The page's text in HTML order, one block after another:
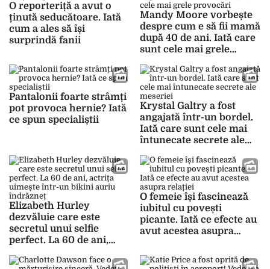
O reporteriță a avut o
ținută seducătoare. Iată
cum a ales să își
surprindă fanii
Mandy Moore vorbește
despre cum e să fii mamă
după 40 de ani. Iată care
sunt cele mai grele
Pantalonii foarte strâmți
pot provoca hernie? Iată
ce spun specialiștii
Krystal Galtry a fost
angajată într-un bordel.
Iată care sunt cele mai
întunecate secrete ale
Elizabeth Hurley
dezvăluie care este
secretul unui selfie
perfect. La 60 de ani,
bikini auriu îndrăzneț
O femeie își fascinează
iubitul cu povești
picante. Iată ce efecte au
avut acestea asupra